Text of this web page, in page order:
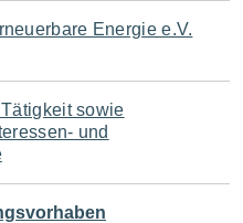
Energie e.V.
sowie
und